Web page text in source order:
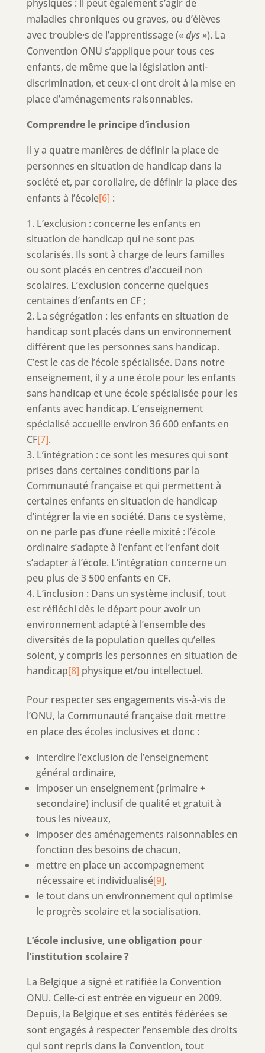
physiques : il peut également s’agir de
maladies chroniques ou graves, ou d’élèves
avec trouble·s de l’apprentissage («dys»). La
Convention ONU s’applique pour tous ces
enfants, de même que la législation anti-
discrimination, et ceux-ci ont droit à la mise en
place d’aménagements raisonnables.
Comprendre le principe d’inclusion
Il y a quatre manières de définir la place de
personnes en situation de handicap dans la
société et, par corollaire, de définir la place des
enfants à l’école[6] :
L’exclusion : concerne les enfants en
situation de handicap qui ne sont pas
scolarisés. Ils sont à charge de leurs familles
ou sont placés en centres d’accueil non
scolaires. L’exclusion concerne quelques
centaines d’enfants en CF ;
La ségrégation : les enfants en situation de
handicap sont placés dans un environnement
différent que les personnes sans handicap.
C’est le cas de l’école spécialisée. Dans notre
enseignement, il y a une école pour les enfants
sans handicap et une école spécialisée pour les
enfants avec handicap. L’enseignement
spécialisé accueille environ 36 600 enfants en
CF[7].
L’intégration : ce sont les mesures qui sont
prises dans certaines conditions par la
Communauté française et qui permettent à
certaines enfants en situation de handicap
d’intégrer la vie en société. Dans ce système,
on ne parle pas d’une réelle mixité : l’école
ordinaire s’adapte à l’enfant et l’enfant doit
s’adapter à l’école. L’intégration concerne un
peu plus de 3 500 enfants en CF.
L’inclusion : Dans un système inclusif, tout
est réfléchi dès le départ pour avoir un
environnement adapté à l’ensemble des
diversités de la population quelles qu’elles
soient, y compris les personnes en situation de
handicap[8] physique et/ou intellectuel.
Pour respecter ses engagements vis-à-vis de
l’ONU, la Communauté française doit mettre
en place des écoles inclusives et donc :
interdire l’exclusion de l’enseignement
général ordinaire,
imposer un enseignement (primaire +
secondaire) inclusif de qualité et gratuit à
tous les niveaux,
imposer des aménagements raisonnables en
fonction des besoins de chacun,
mettre en place un accompagnement
nécessaire et individualisé[9],
le tout dans un environnement qui optimise
le progrès scolaire et la socialisation.
L’école inclusive, une obligation pour
l’institution scolaire ?
La Belgique a signé et ratifiée la Convention
ONU. Celle-ci est entrée en vigueur en 2009.
Depuis, la Belgique et ses entités fédérées se
sont engagés à respecter l’ensemble des droits
qui sont repris dans la Convention, tout